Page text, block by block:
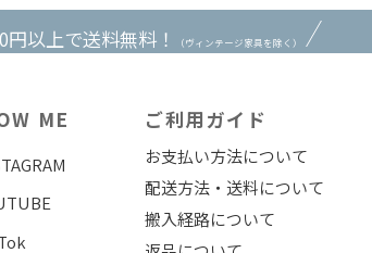
円以上で送料無料！ （ヴィンテージ家具を除く）
ME ご利用ガイド
お支払い方法について
配送方法・送料について
搬入経路について